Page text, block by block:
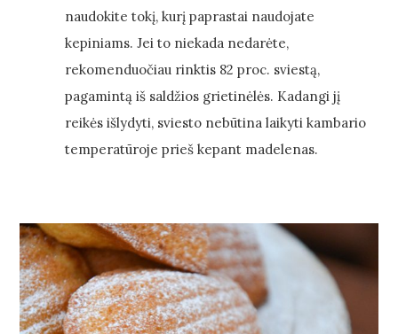
naudokite tokį, kurį paprastai naudojate
kepiniams. Jei to niekada nedarėte,
rekomenduočiau rinktis 82 proc. sviestą,
pagamintą iš saldžios grietinėlės. Kadangi jį
reikės išlydyti, sviesto nebūtina laikyti kambario
temperatūroje prieš kepant madelenas.